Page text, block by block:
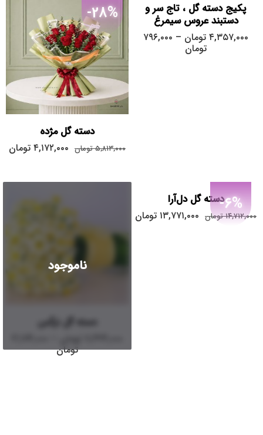
پکیج دسته گل ، تاج سر و
دستبند عروس سیمرغ
۴,۳۵۷,۰۰۰ تومان – ۷۹۶,۰۰۰
تومان
-28%
دسته گل مژده
۵,۸۱۳,۰۰۰ تومان ۴,۱۷۲,۰۰۰ تومان
-6%دسته گل دل‌آرا
۱۴,۷۱۲,۰۰۰ تومان ۱۳,۷۷۱,۰۰۰ تومان
ناموجود
دسته گل نرگس
تومان
40